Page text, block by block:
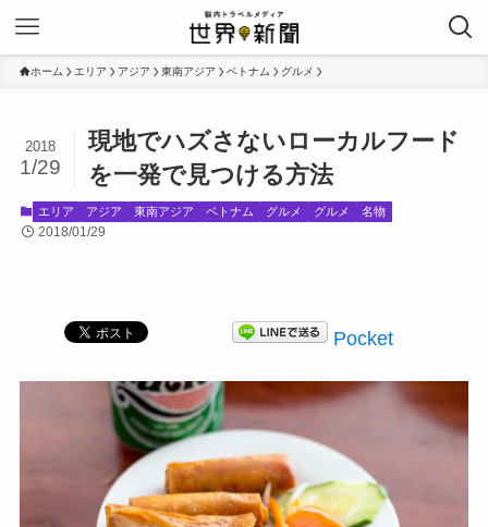
ホーム エリア アジア 東南アジア ベトナム グルメ
現地でハズさないローカルフード
を一発で見つける方法
2018
1/29
エリア アジア 東南アジア ベトナム グルメ グルメ 名物
2018/01/29
Pocket